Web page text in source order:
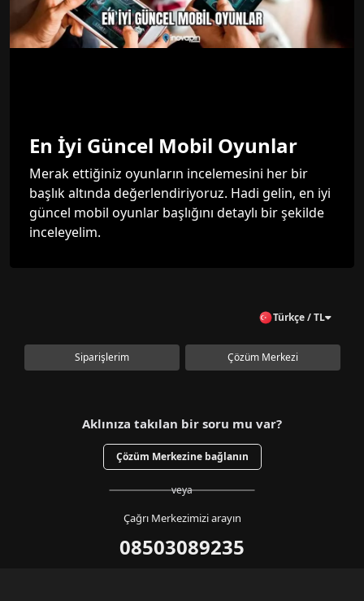
En İyi Güncel Mobil Oyunlar
Merak ettiğiniz oyunların incelemesini her bir
başlık altında değerlendiriyoruz. Hadi gelin, en iyi
güncel mobil oyunlar başlığını detaylı bir şekilde
inceleyelim.
Türkçe / TL
Siparişlerim Çözüm Merkezi
Aklınıza takılan bir soru mu var?
Çözüm Merkezine bağlanın
veya
Çağrı Merkezimizi arayın
08503089235